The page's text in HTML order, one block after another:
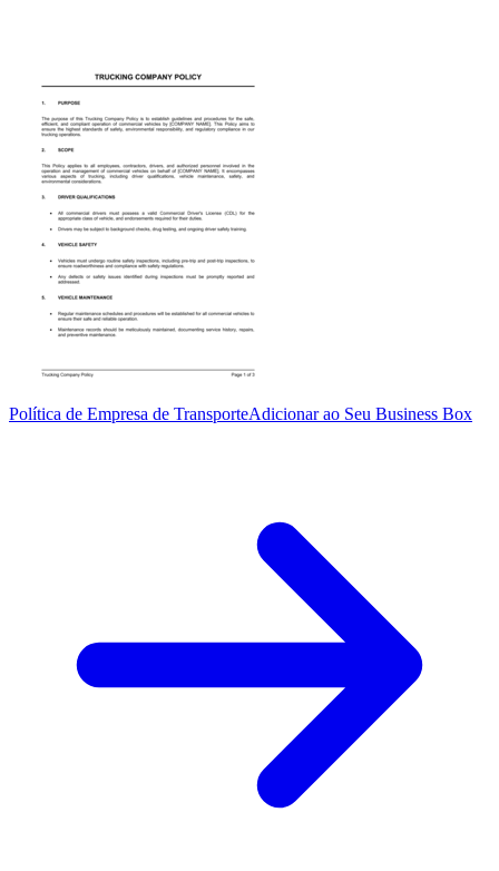
Política de Empresa de TransporteAdicionar ao Seu Business Box